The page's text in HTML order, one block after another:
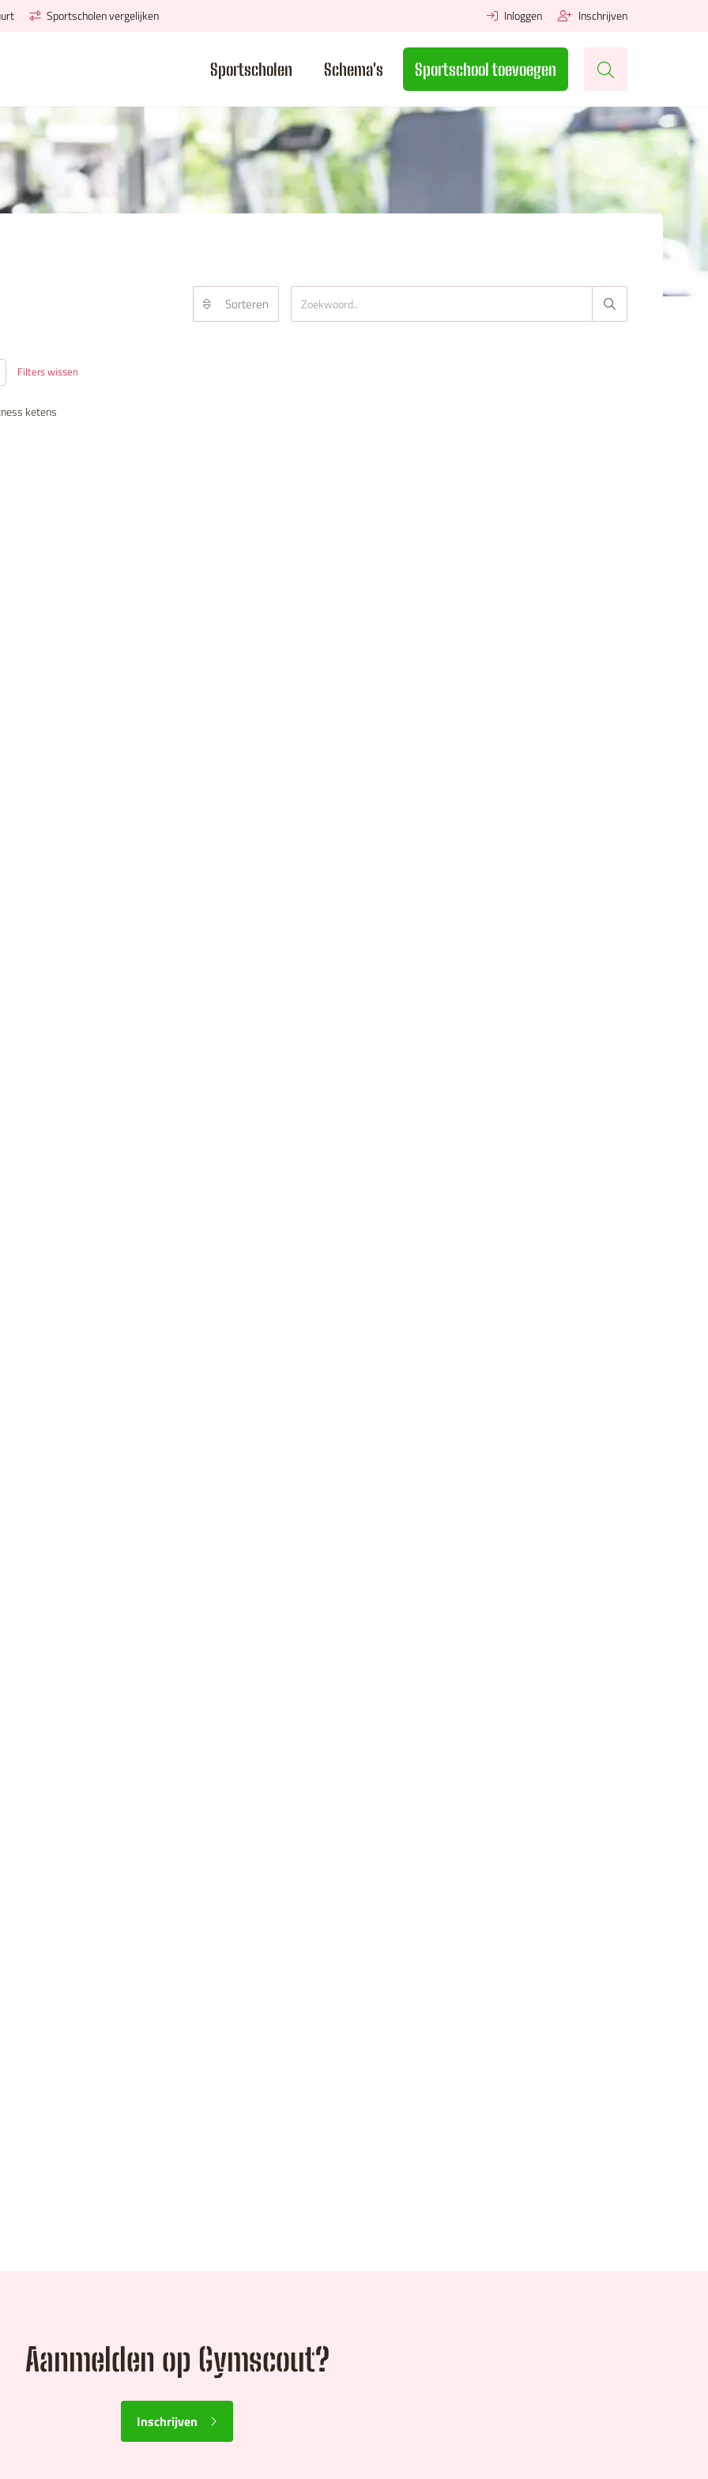
Sorteren
Filters wissen
ketens
Sportscholen vergelijken Inloggen Inschrijven
Sportscholen Schema's Sportschool toevoegen
Aanmelden op Gymscout?
Inschrijven